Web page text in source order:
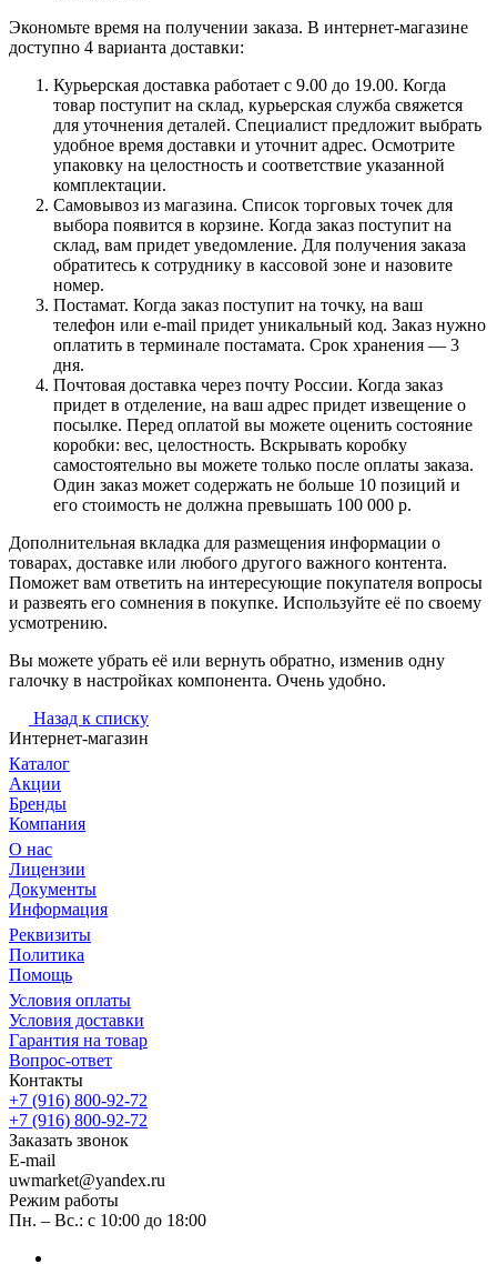
Экономьте время на получении заказа. В интернет-магазине
доступно 4 варианта доставки:
Курьерская доставка работает с 9.00 до 19.00. Когда
товар поступит на склад, курьерская служба свяжется
для уточнения деталей. Специалист предложит выбрать
удобное время доставки и уточнит адрес. Осмотрите
упаковку на целостность и соответствие указанной
комплектации.
Самовывоз из магазина. Список торговых точек для
выбора появится в корзине. Когда заказ поступит на
склад, вам придет уведомление. Для получения заказа
обратитесь к сотруднику в кассовой зоне и назовите
номер.
Постамат. Когда заказ поступит на точку, на ваш
телефон или e-mail придет уникальный код. Заказ нужно
оплатить в терминале постамата. Срок хранения — 3
дня.
Почтовая доставка через почту России. Когда заказ
придет в отделение, на ваш адрес придет извещение о
посылке. Перед оплатой вы можете оценить состояние
коробки: вес, целостность. Вскрывать коробку
самостоятельно вы можете только после оплаты заказа.
Один заказ может содержать не больше 10 позиций и
его стоимость не должна превышать 100 000 р.
Дополнительная вкладка для размещения информации о
товарах, доставке или любого другого важного контента.
Поможет вам ответить на интересующие покупателя вопросы
и развеять его сомнения в покупке. Используйте её по своему
усмотрению.
Вы можете убрать её или вернуть обратно, изменив одну
галочку в настройках компонента. Очень удобно.
Назад к списку
Интернет-магазин
Каталог
Акции
Бренды
Компания
О нас
Лицензии
Документы
Информация
Реквизиты
Политика
Помощь
Условия оплаты
Условия доставки
Гарантия на товар
Вопрос-ответ
Контакты
+7 (916) 800-92-72
+7 (916) 800-92-72
Заказать звонок
E-mail
uwmarket@yandex.ru
Режим работы
Пн. – Вс.: с 10:00 до 18:00